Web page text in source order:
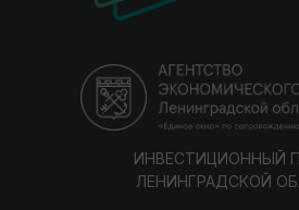
ИНВЕСТИЦИОННЫЙ
ЛЕНИНГРАДСКОЙ